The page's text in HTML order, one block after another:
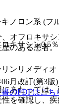
オフロキサ
のある患者。
あたっては、
を確認し、
キノロン系 (フ
ロキサシン0.5
リンリメディオ
06月改訂(第3版)
のPDFはこち